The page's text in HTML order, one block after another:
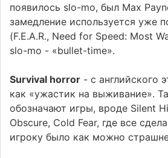
появилось slo-mo, был Max
замедление используется уже
(F.E.A.R., Need for Speed: Most
slo-mo - «bullet-time».
Survival horror - с английского
как «ужастик на выживание».
обозначают игры, вроде Silent
Obscure, Cold Fear, где все
игроку было как можно